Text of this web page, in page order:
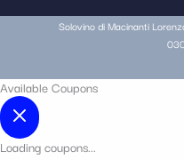
Solovino di Macinanti
Available Coupons
Loading coupons...